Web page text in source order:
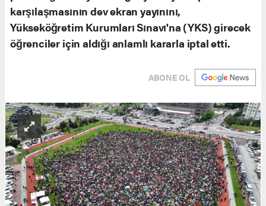
karşılaşmasının dev ekran yayınını,
Yükseköğretim Kurumları Sınavı'na (YKS) girecek
öğrenciler için aldığı anlamlı kararla iptal etti.
ABONE OL